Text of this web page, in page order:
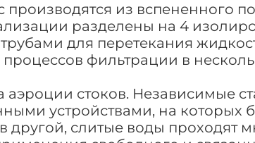
из вспененного
разделены на 4
для перетекания
фильтрации в
стоков. Независимые
устройствами, на которых
другой, слитые воды проходят